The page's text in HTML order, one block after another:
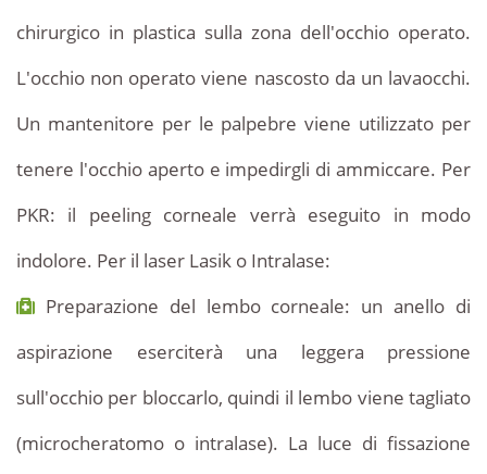
chirurgico in plastica sulla zona dell'occhio operato.
L'occhio non operato viene nascosto da un lavaocchi.
Un mantenitore per le palpebre viene utilizzato per
tenere l'occhio aperto e impedirgli di ammiccare. Per
PKR: il peeling corneale verrà eseguito in modo
indolore. Per il laser Lasik o Intralase:
Preparazione del lembo corneale: un anello di
aspirazione eserciterà una leggera pressione
sull'occhio per bloccarlo, quindi il lembo viene tagliato
(microcheratomo o intralase). La luce di fissazione